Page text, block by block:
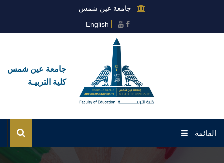
جامعة عين شمس
English
جامعة عين شمس
كلية التربيـة
القائمة